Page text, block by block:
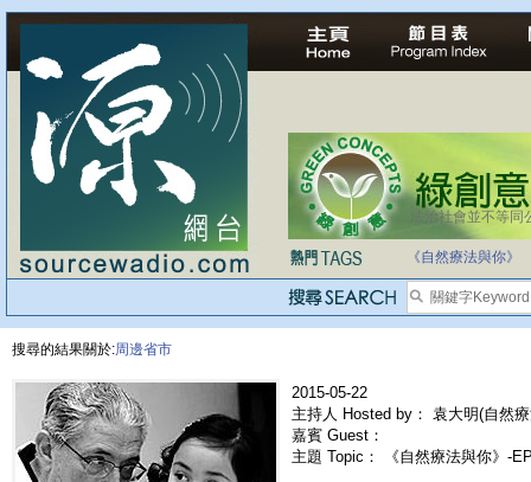
法治社會並不等同
自家教育合法化-
《自然療法與你》
搜尋的結果關於:周邊省市
2015-05-22
主持人 Hosted by： 袁大明(自然
嘉賓 Guest：
主題 Topic： 《自然療法與你》-